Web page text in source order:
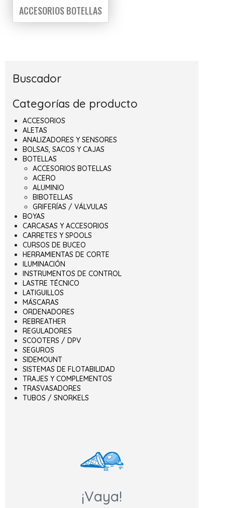
ACCESORIOS BOTELLAS
Buscador
Categorías de producto
ACCESORIOS
ALETAS
ANALIZADORES Y SENSORES
BOLSAS, SACOS Y CAJAS
BOTELLAS
ACCESORIOS BOTELLAS
ACERO
ALUMINIO
BIBOTELLAS
GRIFERÍAS / VÁLVULAS
BOYAS
CARCASAS Y ACCESORIOS
CARRETES Y SPOOLS
CURSOS DE BUCEO
HERRAMIENTAS DE CORTE
ILUMINACIÓN
INSTRUMENTOS DE CONTROL
LASTRE TÉCNICO
LATIGUILLOS
MÁSCARAS
ORDENADORES
REBREATHER
REGULADORES
SCOOTERS / DPV
SEGUROS
SIDEMOUNT
SISTEMAS DE FLOTABILIDAD
TRAJES Y COMPLEMENTOS
TRASVASADORES
TUBOS / SNORKELS
¡Vaya!